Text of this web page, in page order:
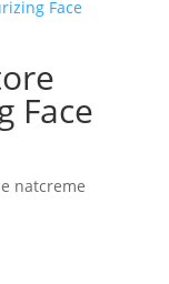
Face
natcreme